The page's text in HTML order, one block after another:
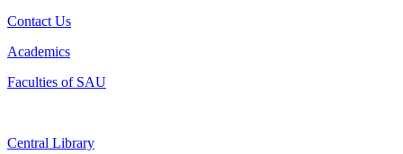
Contact Us
Academics
Faculties of SAU
Central Library